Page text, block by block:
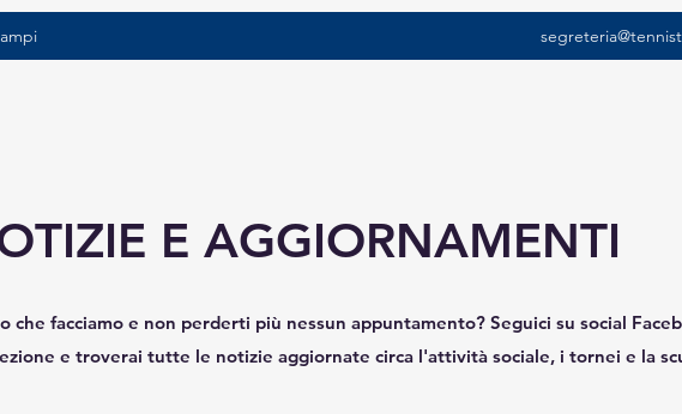
E AGGIORNAMENTI
facciamo e non perderti più nessun appuntamento? Seguici su social
e troverai tutte le notizie aggiornate circa l'attività sociale, i tornei e la